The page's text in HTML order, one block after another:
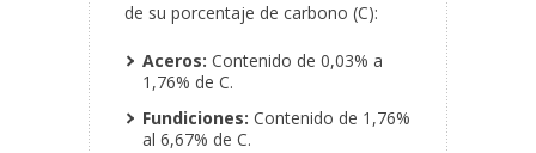
de su porcentaje de carbono (C):
Aceros: Contenido de 0,03% a
1,76% de C.
Fundiciones: Contenido de 1,76%
al 6,67% de C.